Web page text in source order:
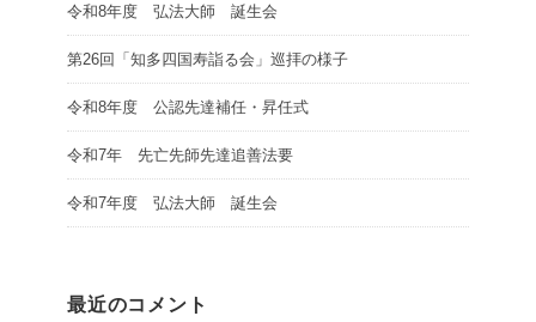
令和8年度 弘法大師 誕生会
第26回「知多四国寿詣る会」巡拝の様子
令和8年度 公認先達補任・昇任式
令和7年 先亡先師先達追善法要
令和7年度 弘法大師 誕生会
最近のコメント